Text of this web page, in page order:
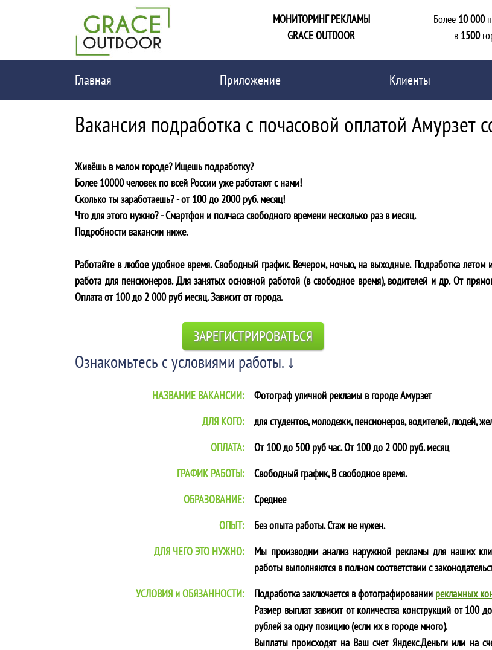
МОНИТОРИНГ РЕКЛАМЫ
GRACE OUTDOOR
Более 10 000
в 1500
Главная Приложение Клиенты
Вакансия подработка с почасовой оплатой
Живёшь в малом городе? Ищешь подработку?
Более 10000 человек по всей России уже работают с нами!
Сколько ты заработаешь? - от 100 до 2000 руб. месяц!
Что для этого нужно? - Cмартфон и полчаса свободного времени несколько раз в месяц.
Подробности вакансии ниже.
Работайте в любое удобное время. Свободный график. Вечером, ночью, на выходные. Подработка
работа для пенсионеров. Для занятых основной работой (в свободное время), водителей и др. От
Оплата от 100 до 2 000 руб месяц. Зависит от города.
ЗАРЕГИСТРИРОВАТЬСЯ
Ознакомьтесь с условиями работы. ↓
НАЗВАНИЕ ВАКАНСИИ: Фотограф уличной рекламы в городеАмурзет
ДЛЯ КОГО:
для студентов, молодежи, пенсионеров, водителей, людей,
ОПЛАТА:
От 100 до 500 руб час. От 100 до 2 000 руб. месяц
ГРАФИК РАБОТЫ:
Свободный график, В свободное время.
ОБРАЗОВАНИЕ:
Среднее
ОПЫТ:
Без опыта работы. Стаж не нужен.
ДЛЯ ЧЕГО ЭТО НУЖНО:
Мы производим анализ наружной рекламы для наших
работы выполняются в полном соответствии с
УСЛОВИЯ и ОБЯЗАННОСТИ:
Подработка заключается в фотографировании рекламных
Размер выплат зависит от количества конструкций от
рублей за одну позицию (если их в городе много).
Выплаты происходят на Ваш счет Яндекс.Деньги или на